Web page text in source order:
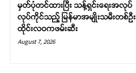
မှတ်ပုံတင်ထားပြီး သန့်ရှင်းရေးအလုပ်
လုပ်ကိုင်သည့် မြန်မာအမျိုးသမီးတစ်ဦး
ထိုင်းလဝကဖမ်းဆီး
August 7, 2026